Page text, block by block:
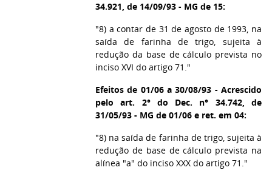
34.921, de 14/09/93 - MG de 15:
"8) a contar de 31 de agosto de 1993, na
saída de farinha de trigo, sujeita à
redução da base de cálculo prevista no
inciso XVI do artigo 71."
Efeitos de 01/06 a 30/08/93 - Acrescido
pelo art. 2° do Dec. n° 34.742, de
31/05/93 - MG de 01/06 e ret. em 04:
"8) na saída de farinha de trigo, sujeita à
redução de base de cálculo prevista na
alínea "a" do inciso XXX do artigo 71."